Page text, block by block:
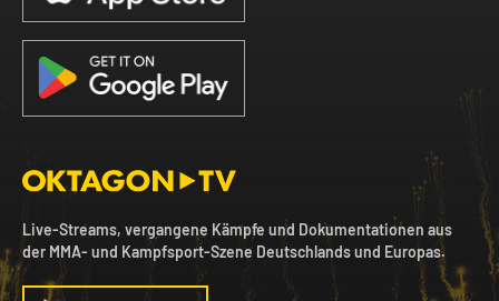
Live-Streams, vergangene Kämpfe und Dokumentationen aus
der MMA- und Kampfsport-Szene Deutschlands und Europas.